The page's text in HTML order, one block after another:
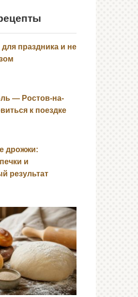
праздника и не
— Ростов-на-
к поездке
дрожжи:
и
результат